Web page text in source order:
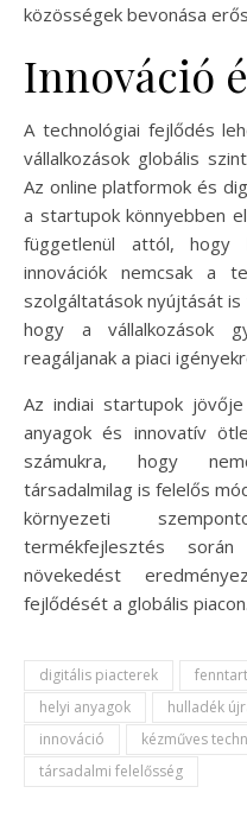
közösségek bevonása
Innováció
A technológiai fejlődés
vállalkozások globális
Az online platformok és
a startupok könnyebben
függetlenül attól, hogy
innovációk nemcsak a
szolgáltatások nyújtását
hogy a vállalkozások
reagáljanak a piaci
Az indiai startupok
anyagok és innovatív
számukra, hogy
társadalmilag is felelős
környezeti
termékfejlesztés
növekedést
fejlődését a globális piacon.
digitális piacterek
helyi anyagok
hulladék
innováció
kézműves
társadalmi felelősség